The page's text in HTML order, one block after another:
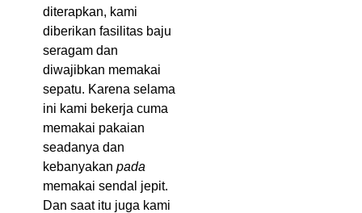
diterapkan, kami
diberikan fasilitas baju
seragam dan
diwajibkan memakai
sepatu. Karena selama
ini kami bekerja cuma
memakai pakaian
seadanya dan
kebanyakan pada
memakai sendal jepit.
Dan saat itu juga kami